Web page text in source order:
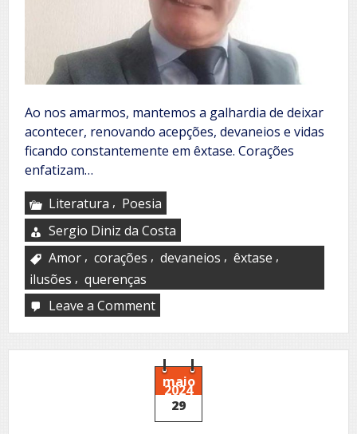
Ao nos amarmos, mantemos a galhardia de deixar
acontecer, renovando acepções, devaneios e vidas
ficando constantemente em êxtase. Corações
enfatizam…
Literatura , Poesia
Sergio Diniz da Costa
Amor , corações , devaneios , êxtase ,
ilusões , querenças
Leave a Commenton
Tiros
(MG)
para
ROL,
pena
maio
2024
29